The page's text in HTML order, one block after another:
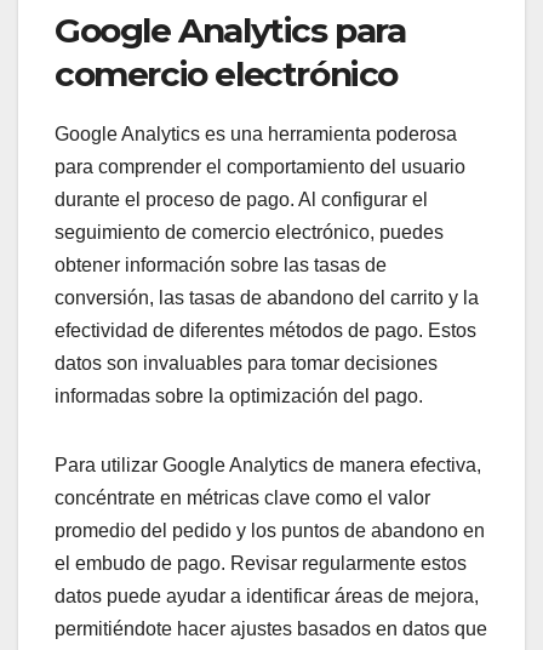
Google Analytics para
comercio electrónico
Google Analytics es una herramienta poderosa
para comprender el comportamiento del usuario
durante el proceso de pago. Al configurar el
seguimiento de comercio electrónico, puedes
obtener información sobre las tasas de
conversión, las tasas de abandono del carrito y la
efectividad de diferentes métodos de pago. Estos
datos son invaluables para tomar decisiones
informadas sobre la optimización del pago.
Para utilizar Google Analytics de manera efectiva,
concéntrate en métricas clave como el valor
promedio del pedido y los puntos de abandono en
el embudo de pago. Revisar regularmente estos
datos puede ayudar a identificar áreas de mejora,
permitiéndote hacer ajustes basados en datos que